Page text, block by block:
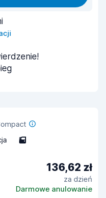
5
136,62 zł
za dzień
Darmowe anulowanie